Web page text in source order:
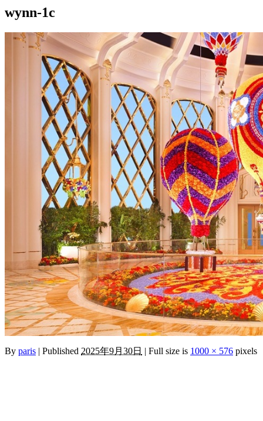
wynn-1c
By paris | Published 2025年9月30日 | Full size is 1000 × 576 pixels